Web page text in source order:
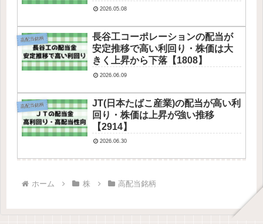
2026.05.08
高配当銘柄
長谷工コーポレーションの配当が
安定推移で高い利回り・株価は大
きく上昇から下落【1808】
2026.06.09
高配当銘柄
JT(日本たばこ産業)の配当が高い利
回り・株価は上昇が強い推移
【2914】
2026.06.30
ホーム 株 高配当銘柄